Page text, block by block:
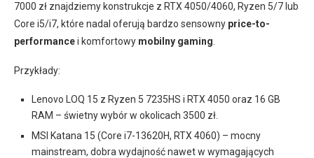
7000 zł znajdziemy konstrukcje z RTX 4050/4060, Ryzen 5/7 lub
Core i5/i7, które nadal oferują bardzo sensowny price-to-
performancei komfortowy mobilny gaming
Przykłady:
Lenovo LOQ 15 z Ryzen 5 7235HS i RTX 4050 oraz 16 GB
RAM – świetny wybór w okolicach 3500 zł.
MSI Katana 15 (Core i7-13620H, RTX 4060) – mocny
mainstream, dobra wydajność nawet w wymagających